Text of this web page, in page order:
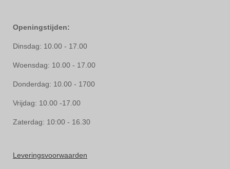
Openingstijden:
Dinsdag: 10.00 - 17.00
Woensdag: 10.00 - 17.00
Donderdag: 10.00 - 1700
Vrijdag: 10.00 -17.00
Zaterdag: 10:00 - 16.30
Leveringsvoorwaarden